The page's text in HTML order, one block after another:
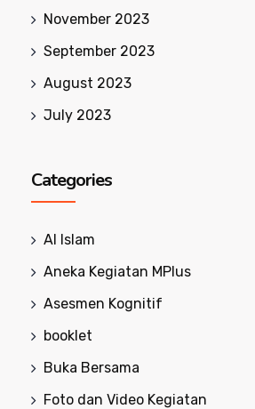
November 2023
September 2023
August 2023
July 2023
Categories
Al Islam
Aneka Kegiatan MPlus
Asesmen Kognitif
booklet
Buka Bersama
Foto dan Video Kegiatan